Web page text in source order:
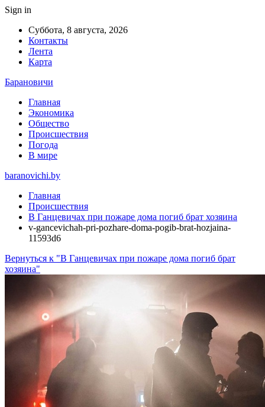
Sign in
Суббота, 8 августа, 2026
Контакты
Лента
Карта
Барановичи
Главная
Экономика
Общество
Происшествия
Погода
В мире
baranovichi.by
Главная
Происшествия
В Ганцевичах при пожаре дома погиб брат хозяина
v-gancevichah-pri-pozhare-doma-pogib-brat-hozjaina-
11593d6
Вернуться к "В Ганцевичах при пожаре дома погиб брат
хозяина"